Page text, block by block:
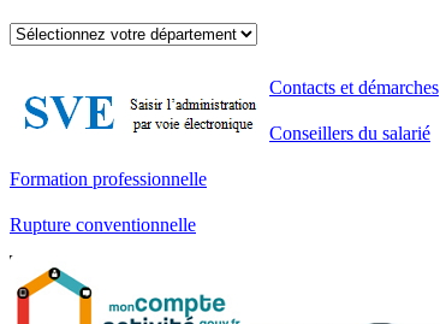
Contacts et démarches
Conseillers du salarié
Formation professionnelle
Rupture conventionnelle